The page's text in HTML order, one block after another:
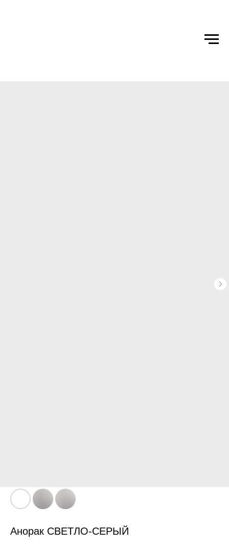
Анорак СВЕТЛО-СЕРЫЙ